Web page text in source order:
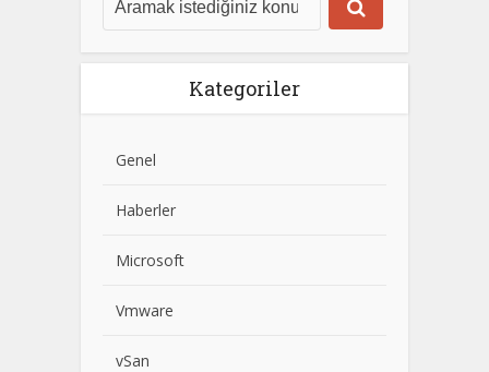
Kategoriler
Genel
Haberler
Microsoft
Vmware
vSan